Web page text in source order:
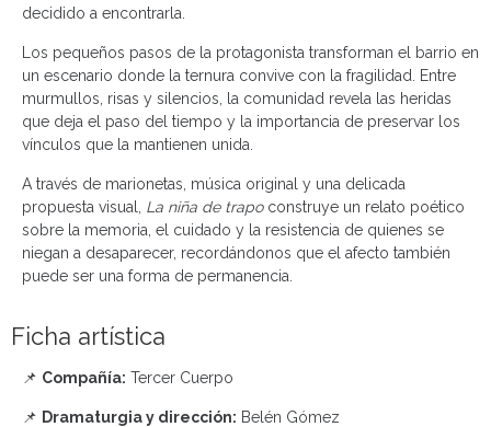
decidido a encontrarla.
Los pequeños pasos de la protagonista transforman el barrio en
un escenario donde la ternura convive con la fragilidad. Entre
murmullos, risas y silencios, la comunidad revela las heridas
que deja el paso del tiempo y la importancia de preservar los
vínculos que la mantienen unida.
A través de marionetas, música original y una delicada
propuesta visual, La niña de trapoconstruye un relato poético
sobre la memoria, el cuidado y la resistencia de quienes se
niegan a desaparecer, recordándonos que el afecto también
puede ser una forma de permanencia.
Ficha artística
📌 Compañía: Tercer Cuerpo
📌 Dramaturgia y dirección: Belén Gómez